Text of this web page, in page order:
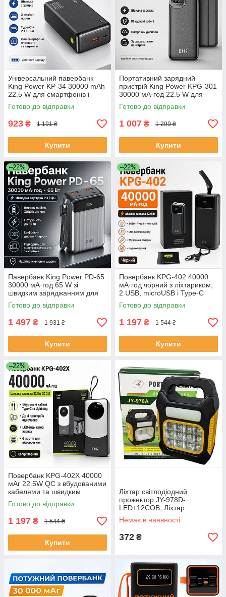
Універсальний павербанк
King Power KP-34 30000 mAh
22.5 W для смартфонів і
ґаджетів ЕКОБОКС
Готово до відправки
923 ₴ 1 191 ₴
Купити
Портативний зарядний
пристрій King Power KPG-301
30000 мА·год 22.5 W для
подорожей і щоденного
використання ЕКОБОКС
Готово до відправки
1 007 ₴ 1 299 ₴
Купити
–22%
Павербанк King Power PD-65
30000 мА·год 65 W зі
швидким заряджанням для
смартфона, планшета та
ноутбука ЕКОБОКС
Готово до відправки
1 497 ₴ 1 931 ₴
Купити
–22%
Повербанк KPG-402 40000
мА·год чорний з ліхтариком,
2 USB, microUSB і Type-C
ЕКОБОКС
Готово до відправки
1 197 ₴ 1 544 ₴
Купити
–22%
Повербанк KPG-402X 40000
мАг 22.5W QC з вбудованими
кабелями та швидким
заряджанням ЕКОБОКС
Готово до відправки
1 197 ₴ 1 544 ₴
Купити
Ліхтар світлодіодний
прожектор JY-978D-
LED+12COB, Ліхтар
аварійний світлодіодний
акумуляторний ЕКОБОКС
Немає в наявності
372 ₴